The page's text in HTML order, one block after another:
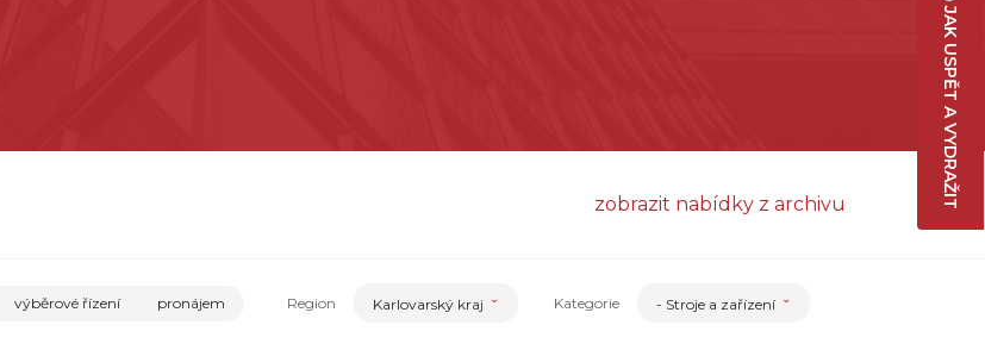
zobrazit nabídky z archivu
výběrové řízení pronájem Region Karlovarský kraj Kategorie - Stroje a zařízení
JAK USPĚT A VYDRAŽIT